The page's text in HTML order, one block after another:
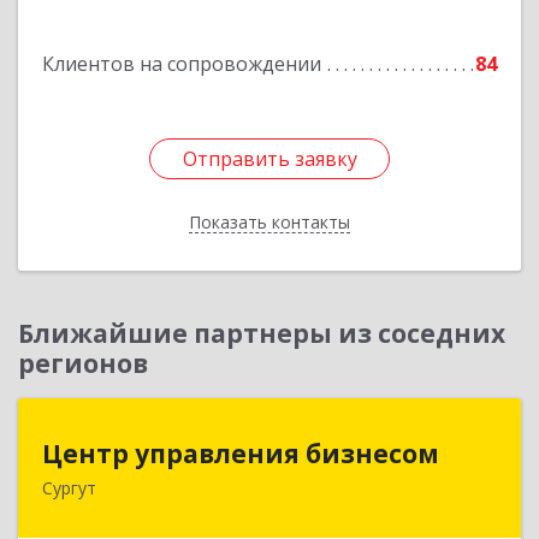
Клиентов на сопровождении 84
Отправить заявку
Показать контакты
Подробнее
Отправить заявку
Назад
Ближайшие партнеры из соседних
регионов
Центр управления бизнесом
Сургут
Центр управления бизнесом
628403, Ханты-Мансийский Автономный округ